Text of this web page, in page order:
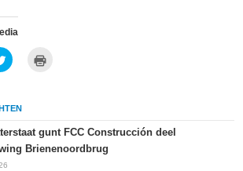
Klik
om
Twitter
(Wordt
een
nieuw
venster
nieuw
geopend)
gunt FCC Construcción deel
Brienenoordbrug